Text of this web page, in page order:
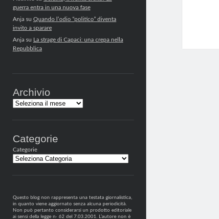
guerra entra in una nuova fase
Anjasu Quando l’odio “politico” diventa
invito a sparare
Anjasu La strage di Capaci: una crepa nella
Repubblica
Archivio
Archivi
Categorie
Categorie
Questo blog non rappresenta una testata giornalistica,
in quanto viene aggiornato senza alcuna periodicità.
Non può pertanto considerarsi un prodotto editoriale
ai sensi della legge n· 62 del 7.03.2001. L’autore non è